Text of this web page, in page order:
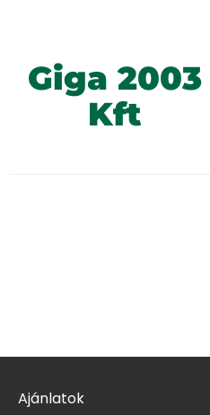
Giga 2003
Kft
Ajánlatok